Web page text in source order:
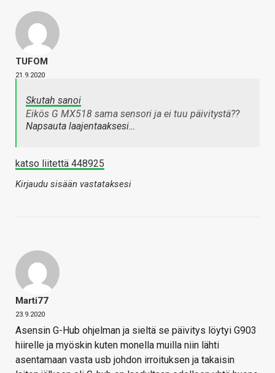
TUFOM
21.9.2020
Skutah sanoi
Eikös G MX518 sama sensori ja ei tuu päivitystä??
Napsauta laajentaaksesi…
katso liitettä 448925
Kirjaudu sisään vastataksesi
Marti77
23.9.2020
Asensin G-Hub ohjelman ja sieltä se päivitys löytyi G903
hiirelle ja myöskin kuten monella muilla niin lähti
asentamaan vasta usb johdon irroituksen ja takaisin